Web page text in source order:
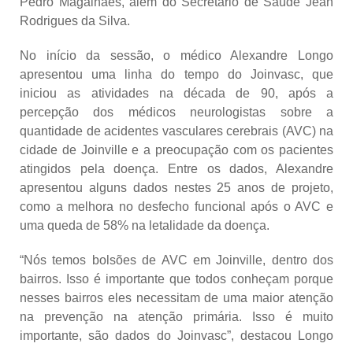
Rodrigues da Silva.
No início da sessão, o médico Alexandre Longo
apresentou uma linha do tempo do Joinvasc, que
iniciou as atividades na década de 90, após a
percepção dos médicos neurologistas sobre a
quantidade de acidentes vasculares cerebrais (AVC) na
cidade de Joinville e a preocupação com os pacientes
atingidos pela doença. Entre os dados, Alexandre
apresentou alguns dados nestes 25 anos de projeto,
como a melhora no desfecho funcional após o AVC e
uma queda de 58% na letalidade da doença.
“Nós temos bolsões de AVC em Joinville, dentro dos
bairros. Isso é importante que todos conheçam porque
nesses bairros eles necessitam de uma maior atenção
na prevenção na atenção primária. Isso é muito
importante, são dados do Joinvasc”, destacou Longo